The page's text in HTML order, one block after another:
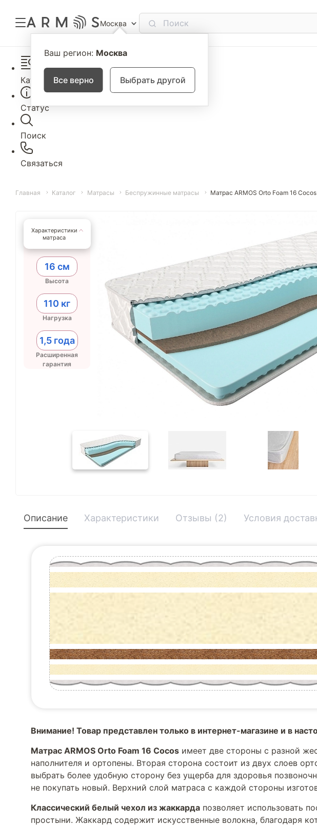
Москва
Ваш регион: Москва
Все верно Выбрать другой
Каталог
Статус
Поиск
Связаться
Главная Каталог Матрасы Беспружинные матрасы Матрас ARMOS Orto Foam 16
Характеристики
матраса
16 см
Высота
110 кг
Нагрузка
1,5 года
Расширенная
гарантия
Описание Характеристики Отзывы (2) Условия
Внимание! Товар представлен только в интернет-магазине и в
Матрас ARMOS Orto Foam 16 Cocos имеет две стороны с разной
наполнителя и ортопены. Вторая сторона состоит из двух слоев
выбрать более удобную сторону без ущерба для здоровья
не покупать новый. Верхний слой матраса с каждой стороны
Классический белый чехол из жаккарда позволяет использовать
простыни. Жаккард содержит искусственные волокна, благодаря